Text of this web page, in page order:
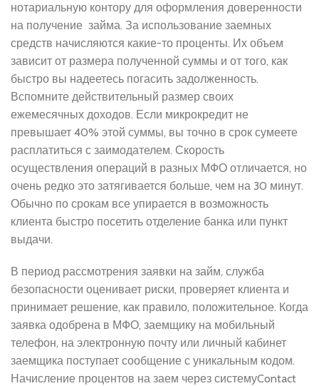
нотариальную контору для оформления доверенности
на получение займа. За использование заемных
средств начисляются какие-то проценты. Их объем
зависит от размера полученной суммы и от того, как
быстро вы надеетесь погасить задолженность.
Вспомните действительный размер своих
ежемесячных доходов. Если микрокредит не
превышает 40% этой суммы, вы точно в срок сумеете
расплатиться с заимодателем. Скорость
осуществления операций в разных МФО отличается, но
очень редко это затягивается больше, чем на 30 минут.
Обычно по срокам все упирается в возможность
клиента быстро посетить отделение банка или пункт
выдачи.
В период рассмотрения заявки на займ, служба
безопасности оценивает риски, проверяет клиента и
принимает решение, как правило, положительное. Когда
заявка одобрена в МФО, заемщику на мобильный
телефон, на электронную почту или личный кабинет
заемщика поступает сообщение с уникальным кодом.
Начисление процентов на заем через системуContact